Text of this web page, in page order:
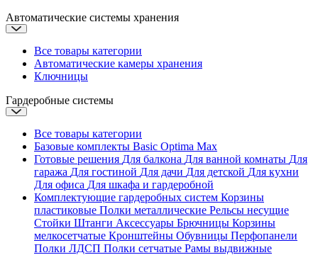
Автоматические системы хранения
Все товары категории
Автоматические камеры хранения
Ключницы
Гардеробные системы
Все товары категории
Базовые комплекты Basic Optima Max
Готовые решения Для балкона Для ванной комнаты Для
гаража Для гостиной Для дачи Для детской Для кухни
Для офиса Для шкафа и гардеробной
Комплектующие гардеробных систем Корзины
пластиковые Полки металлические Рельсы несущие
Стойки Штанги Аксессуары Брючницы Корзины
мелкосетчатые Кронштейны Обувницы Перфопанели
Полки ЛДСП Полки сетчатые Рамы выдвижные